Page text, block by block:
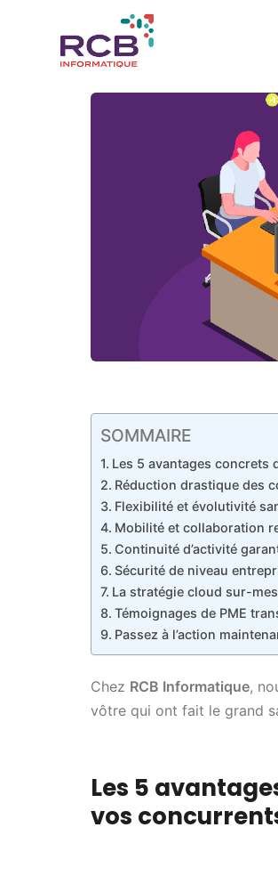
SOMMAIRE
Les 5 avantages
Réduction drastique des
Flexibilité et évolutivité
Mobilité et collaboration
Continuité d’activité
Sécurité de niveau
La stratégie cloud sur-
Témoignages de PME
Passez à l’action
Chez RCB Informatique,
vôtre qui ont fait le grand
Les 5
vos